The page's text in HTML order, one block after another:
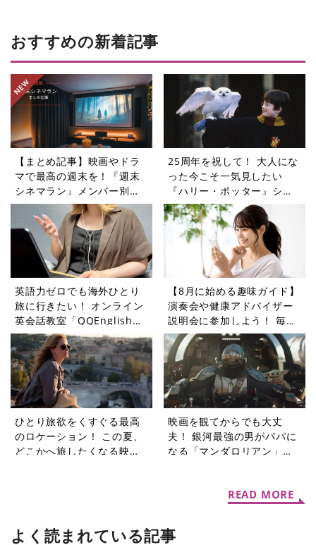
おすすめの新着記事
【まとめ記事】映画やドラ
マで最高の週末を！『週末
シネマラン』メンバー別お
すすめガイド
25周年を祝して！ 大人にな
った今こそ一気見したい
『ハリー・ポッター』シリ
ーズ【週末シネマラン
#75】
英語力ゼロでも海外ひとり
旅に行きたい！ オンライン
英会話教室「QQEnglish」
に挑戦してみた
【8月に始める趣味ガイド】
演奏会や健康アドバイザー
説明会に参加しよう！ 毎日
の暮らしに変化をもたらす
ピーティックスイベント5選
ひとり旅欲をくすぐる最高
のロケーション！ この夏、
どこかへ旅したくなる映画3
映画を観てからでも大丈
夫！ 銀河最強の男がパパに
なる「マンダロリアン」シ
READ MORE
よく読まれている記事